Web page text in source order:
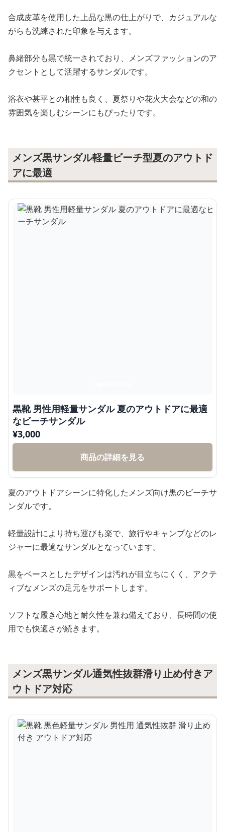
合成皮革を使用した上品な黒の仕上がりで、カジュアルな
がらも洗練された印象を与えます。
鼻緒部分も黒で統一されており、メンズファッションのア
クセントとして活躍するサンダルです。
浴衣や甚平との相性も良く、夏祭りや花火大会などの和の
雰囲気を楽しむシーンにもぴったりです。
メンズ黒サンダル軽量ビーチ型夏のアウトド
アに最適
黒靴 男性用軽量サンダル 夏のアウトドアに最適
なビーチサンダル
¥3,000
商品の詳細を見る
夏のアウトドアシーンに特化したメンズ向け黒のビーチサ
ンダルです。
軽量設計により持ち運びも楽で、旅行やキャンプなどのレ
ジャーに最適なサンダルとなっています。
黒をベースとしたデザインは汚れが目立ちにくく、アクテ
ィブなメンズの足元をサポートします。
ソフトな履き心地と耐久性を兼ね備えており、長時間の使
用でも快適さが続きます。
メンズ黒サンダル通気性抜群滑り止め付きア
ウトドア対応